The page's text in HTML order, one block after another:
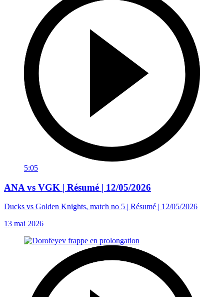
5:05
ANA vs VGK | Résumé | 12/05/2026
Ducks vs Golden Knights, match no 5 | Résumé | 12/05/2026
13 mai 2026